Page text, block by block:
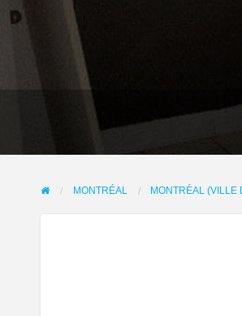
MONTRÉAL MONTRÉAL (VILLE